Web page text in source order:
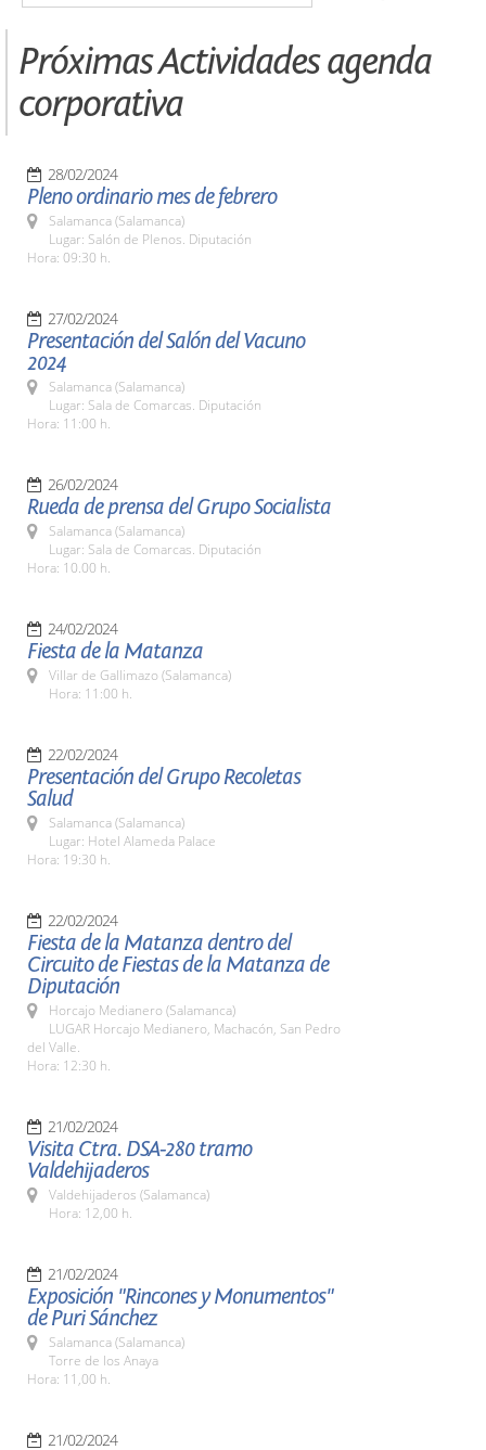
Próximas Actividades agenda
corporativa
28/02/2024
Pleno ordinario mes de febrero
Salamanca (Salamanca)
Lugar: Salón de Plenos. Diputación
Hora: 09:30 h.
27/02/2024
Presentación del Salón del Vacuno
2024
Salamanca (Salamanca)
Lugar: Sala de Comarcas. Diputación
Hora: 11:00 h.
26/02/2024
Rueda de prensa del Grupo Socialista
Salamanca (Salamanca)
Lugar: Sala de Comarcas. Diputación
Hora: 10.00 h.
24/02/2024
Fiesta de la Matanza
Villar de Gallimazo (Salamanca)
Hora: 11:00 h.
22/02/2024
Presentación del Grupo Recoletas
Salud
Salamanca (Salamanca)
Lugar: Hotel Alameda Palace
Hora: 19:30 h.
22/02/2024
Fiesta de la Matanza dentro del
Circuito de Fiestas de la Matanza de
Diputación
Horcajo Medianero (Salamanca)
LUGAR Horcajo Medianero, Machacón, San Pedro
del Valle.
Hora: 12:30 h.
21/02/2024
Visita Ctra. DSA-280 tramo
Valdehijaderos
Valdehijaderos (Salamanca)
Hora: 12,00 h.
21/02/2024
Exposición "Rincones y Monumentos"
de Puri Sánchez
Salamanca (Salamanca)
Torre de los Anaya
Hora: 11,00 h.
21/02/2024